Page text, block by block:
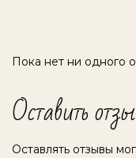
Пока нет ни одного
Оставить
Оставлять отзывы